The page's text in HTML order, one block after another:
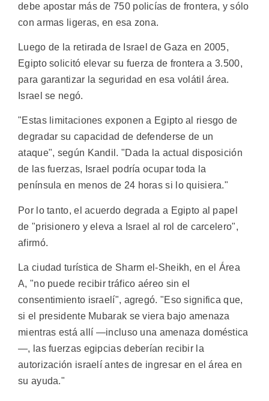
debe apostar más de 750 policías de frontera, y sólo
con armas ligeras, en esa zona.
Luego de la retirada de Israel de Gaza en 2005,
Egipto solicitó elevar su fuerza de frontera a 3.500,
para garantizar la seguridad en esa volátil área.
Israel se negó.
"Estas limitaciones exponen a Egipto al riesgo de
degradar su capacidad de defenderse de un
ataque", según Kandil. "Dada la actual disposición
de las fuerzas, Israel podría ocupar toda la
península en menos de 24 horas si lo quisiera."
Por lo tanto, el acuerdo degrada a Egipto al papel
de "prisionero y eleva a Israel al rol de carcelero",
afirmó.
La ciudad turística de Sharm el-Sheikh, en el Área
A, "no puede recibir tráfico aéreo sin el
consentimiento israelí", agregó. "Eso significa que,
si el presidente Mubarak se viera bajo amenaza
mientras está allí —incluso una amenaza doméstica
—, las fuerzas egipcias deberían recibir la
autorización israelí antes de ingresar en el área en
su ayuda."